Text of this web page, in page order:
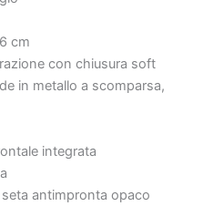
cm
con chiusura soft
in metallo a scomparsa,
integrata
antimpronta opaco